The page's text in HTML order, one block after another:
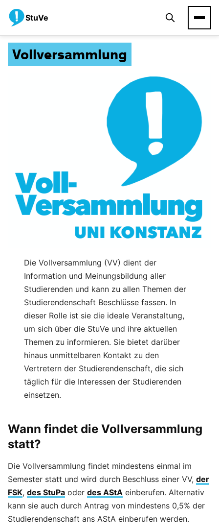
StuVe
Vollversammlung
Die Vollversammlung (VV) dient der
Information und Meinungsbildung aller
Studierenden und kann zu allen Themen der
Studierendenschaft Beschlüsse fassen. In
dieser Rolle ist sie die ideale Veranstaltung,
um sich über die StuVe und ihre aktuellen
Themen zu informieren. Sie bietet darüber
hinaus unmittelbaren Kontakt zu den
Vertretern der Studierendenschaft, die sich
täglich für die Interessen der Studierenden
einsetzen.
Wann findet die Vollversammlung
statt?
Die Vollversammlung findet mindestens einmal im
Semester statt und wird durch Beschluss einer VV, der
FSK, des StuPa oder des AStA einberufen. Alternativ
kann sie auch durch Antrag von mindestens 0,5% der
Studierendenschaft ans AStA einberufen werden.